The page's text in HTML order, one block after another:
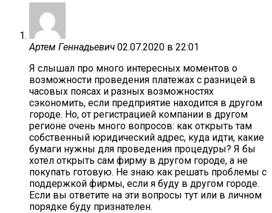
Артем Геннадьевич 02.07.2020 в 22:01
Я слышал про много интересных моментов о
возможности проведения платежах с разницей в
часовых поясах и разных возможностях
сэкономить, если предприятие находится в другом
городе. Но, от регистрацией компании в другом
регионе очень много вопросов: как открыть там
собственный юридический адрес, куда идти, какие
бумаги нужны для проведения процедуры? Я бы
хотел открыть сам фирму в другом городе, а не
покупать готовую. Не знаю как решать проблемы с
поддержкой фирмы, если я буду в другом городе.
Если вы ответите на эти вопросы тут или в личном
порядке буду признателен.